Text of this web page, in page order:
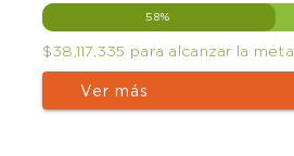
58%
$38,117,335 para alcanzar la meta
Ver más